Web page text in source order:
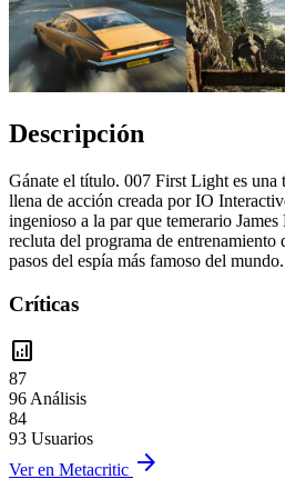
Descripción
Gánate el título. 007 First Light es una
llena de acción creada por IO
ingenioso a la par que temerario
recluta del programa de
pasos del espía más famoso del mundo.
Críticas
analytics
87
96 Análisis
84
93 Usuarios
Ver en Metacritic arrow_forward